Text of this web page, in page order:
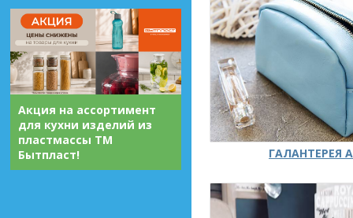
Акция на ассортимент
для кухни изделий из
пластмассы ТМ
Бытпласт!
ГАЛАНТЕРЕЯ